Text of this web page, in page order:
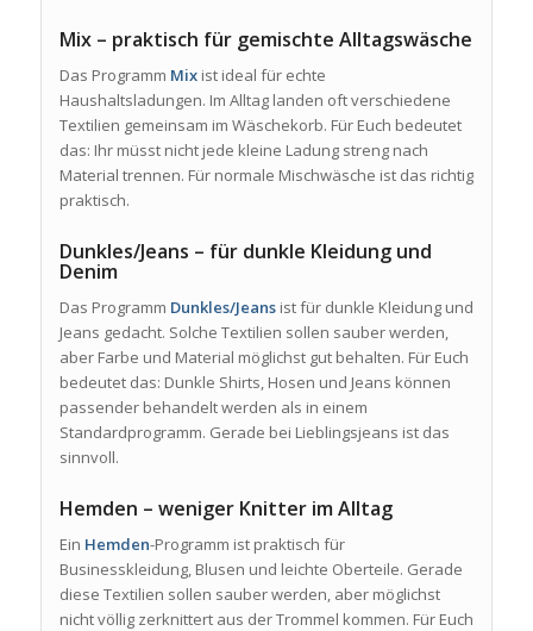
Mix – praktisch für gemischte Alltagswäsche
Das Programm Mixist ideal für echte
Haushaltsladungen. Im Alltag landen oft verschiedene
Textilien gemeinsam im Wäschekorb. Für Euch bedeutet
das: Ihr müsst nicht jede kleine Ladung streng nach
Material trennen. Für normale Mischwäsche ist das richtig
praktisch.
Dunkles/Jeans – für dunkle Kleidung und
Denim
Das Programm Dunkles/Jeansist für dunkle Kleidung und
Jeans gedacht. Solche Textilien sollen sauber werden,
aber Farbe und Material möglichst gut behalten. Für Euch
bedeutet das: Dunkle Shirts, Hosen und Jeans können
passender behandelt werden als in einem
Standardprogramm. Gerade bei Lieblingsjeans ist das
sinnvoll.
Hemden – weniger Knitter im Alltag
Ein Hemden-Programm ist praktisch für
Businesskleidung, Blusen und leichte Oberteile. Gerade
diese Textilien sollen sauber werden, aber möglichst
nicht völlig zerknittert aus der Trommel kommen. Für Euch